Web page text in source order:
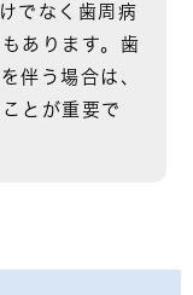
でなく歯周病
あります。歯
伴う場合は、
とが重要で